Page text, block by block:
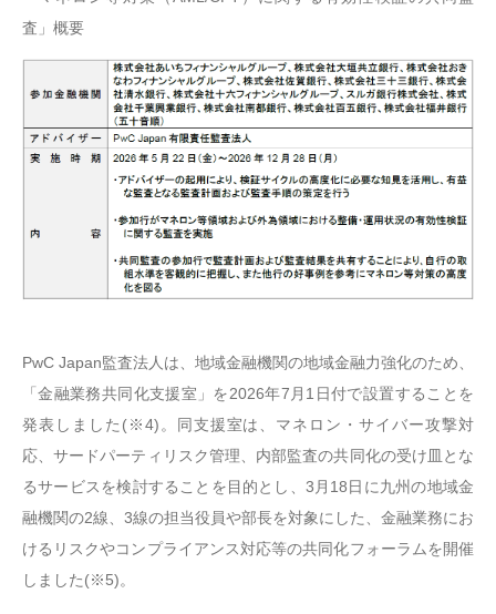
査」概要
PwC Japan監査法人は、地域金融機関の地域金融力強化のため、
「金融業務共同化支援室」を2026年7月1日付で設置することを
発表しました(※4)。同支援室は、マネロン・サイバー攻撃対
応、サードパーティリスク管理、内部監査の共同化の受け皿とな
るサービスを検討することを目的とし、3月18日に九州の地域金
融機関の2線、3線の担当役員や部長を対象にした、金融業務にお
けるリスクやコンプライアンス対応等の共同化フォーラムを開催
しました(※5)。